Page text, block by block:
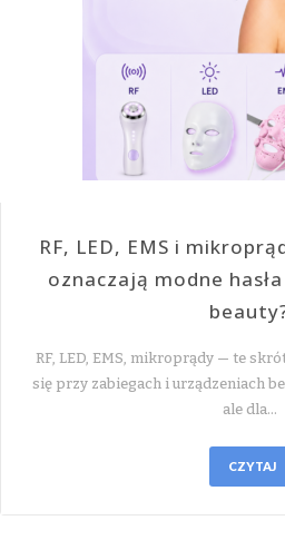
RF, LED, EMS i
oznaczają modne
RF, LED, EMS, mikroprądy — te
się przy zabiegach i urządzeniach
ale dla…
CZYTAJ